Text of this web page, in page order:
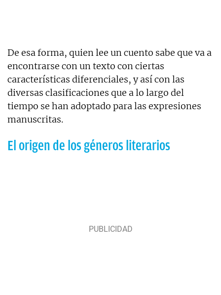
De esa forma, quien lee un cuento sabe que va a
encontrarse con un texto con ciertas
características diferenciales, y así con las
diversas clasificaciones que a lo largo del
tiempo se han adoptado para las expresiones
manuscritas.
El origen de los géneros literarios